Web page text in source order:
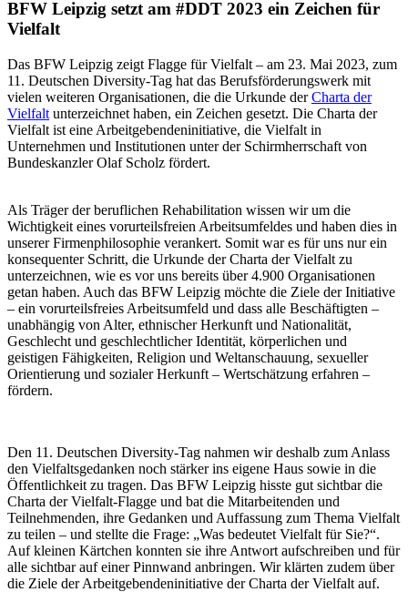
BFW Leipzig setzt am #DDT 2023 ein Zeichen für
Vielfalt
Das BFW Leipzig zeigt Flagge für Vielfalt – am 23. Mai 2023, zum
11. Deutschen Diversity-Tag hat das Berufsförderungswerk mit
vielen weiteren Organisationen, die die Urkunde derCharta der
Vielfalt unterzeichnet haben, ein Zeichen gesetzt. Die Charta der
Vielfalt ist eine Arbeitgebendeninitiative, die Vielfalt in
Unternehmen und Institutionen unter der Schirmherrschaft von
Bundeskanzler Olaf Scholz fördert.
Als Träger der beruflichen Rehabilitation wissen wir um die
Wichtigkeit eines vorurteilsfreien Arbeitsumfeldes und haben dies in
unserer Firmenphilosophie verankert. Somit war es für uns nur ein
konsequenter Schritt, die Urkunde der Charta der Vielfalt zu
unterzeichnen, wie es vor uns bereits über 4.900 Organisationen
getan haben. Auch das BFW Leipzig möchte die Ziele der Initiative
– ein vorurteilsfreies Arbeitsumfeld und dass alle Beschäftigten –
unabhängig von Alter, ethnischer Herkunft und Nationalität,
Geschlecht und geschlechtlicher Identität, körperlichen und
geistigen Fähigkeiten, Religion und Weltanschauung, sexueller
Orientierung und sozialer Herkunft – Wertschätzung erfahren –
fördern.
Den 11. Deutschen Diversity-Tag nahmen wir deshalb zum Anlass
den Vielfaltsgedanken noch stärker ins eigene Haus sowie in die
Öffentlichkeit zu tragen. Das BFW Leipzig hisste gut sichtbar die
Charta der Vielfalt-Flagge und bat die Mitarbeitenden und
Teilnehmenden, ihre Gedanken und Auffassung zum Thema Vielfalt
zu teilen – und stellte die Frage: „Was bedeutet Vielfalt für Sie?“.
Auf kleinen Kärtchen konnten sie ihre Antwort aufschreiben und für
alle sichtbar auf einer Pinnwand anbringen. Wir klärten zudem über
die Ziele der Arbeitgebendeninitiative der Charta der Vielfalt auf.